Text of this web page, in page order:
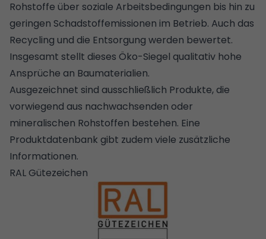
Rohstoffe über soziale Arbeitsbedingungen bis hin zu
geringen Schadstoffemissionen im Betrieb. Auch das
Recycling und die Entsorgung werden bewertet.
Insgesamt stellt dieses Öko-Siegel qualitativ hohe
Ansprüche an Baumaterialien.
Ausgezeichnet sind ausschließlich Produkte, die
vorwiegend aus nachwachsenden oder
mineralischen Rohstoffen bestehen. Eine
Produktdatenbank gibt zudem viele zusätzliche
Informationen.
RAL Gütezeichen